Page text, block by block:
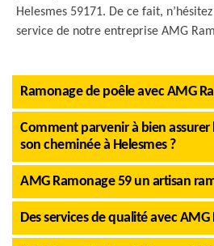
Helesmes 59171. De ce fait,
service de notre entreprise AMG
Ramonage de poêle avec AMG
Comment parvenir à bien assurer
son cheminée à Helesmes ?
AMG Ramonage 59 un artisan
Des services de qualité avec